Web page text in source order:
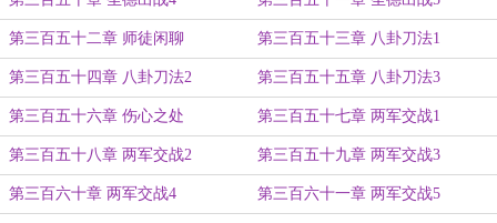
第三百五十二章 师徒闲聊 第三百五十三章 八卦刀法1
第三百五十四章 八卦刀法2 第三百五十五章 八卦刀法3
第三百五十六章 伤心之处 第三百五十七章 两军交战1
第三百五十八章 两军交战2 第三百五十九章 两军交战3
第三百六十章 两军交战4 第三百六十一章 两军交战5